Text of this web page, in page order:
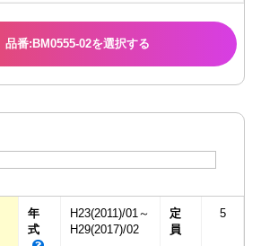
品番:BM0555-02を選択する
年
式
H23(2011)/01～
H29(2017)/02
定
員
5